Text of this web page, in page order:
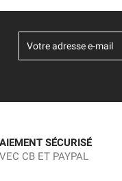
SÉCURISÉ
CB ET PAYPAL